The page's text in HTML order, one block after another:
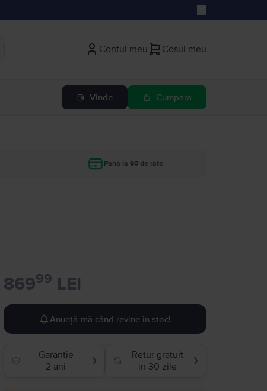
Contul meu Cosul meu
Vinde Cumpara
Până la 60 de rate
86999 LEI
Anunță-mă când revine în stoc!
Garantie
2 ani
❯
Retur gratuit
in 30 zile
❯